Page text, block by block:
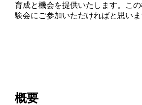
育成と機会を提供いたします。こ
験会にご参加いただければと思いま
概要